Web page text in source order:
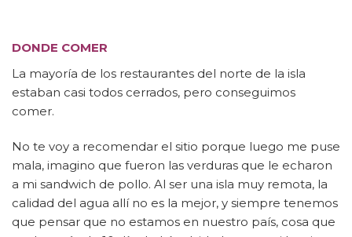
DONDE COMER
La mayoría de los restaurantes del norte de la isla
estaban casi todos cerrados, pero conseguimos
comer.
No te voy a recomendar el sitio porque luego me puse
mala, imagino que fueron las verduras que le echaron
a mi sandwich de pollo. Al ser una isla muy remota, la
calidad del agua allí no es la mejor, y siempre tenemos
que pensar que no estamos en nuestro país, cosa que